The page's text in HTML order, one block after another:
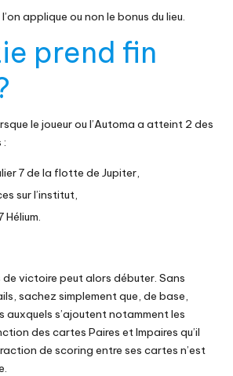
applique ou non le bonus du lieu.
prend fin
le joueur ou l’Automa a atteint 2 des
:
7 de la flotte de Jupiter,
sur l’institut,
victoire peut alors débuter. Sans
sachez simplement que, de base,
auxquels s’ajoutent notamment les
des cartes Paires et Impaires qu’il
de scoring entre ses cartes n’est